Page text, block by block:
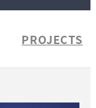
PROJECTS